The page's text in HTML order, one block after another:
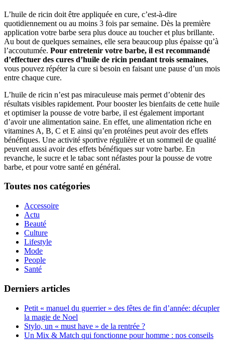
L’huile de ricin doit être appliquée en cure, c’est-à-dire
quotidiennement ou au moins 3 fois par semaine. Dès la première
application votre barbe sera plus douce au toucher et plus brillante.
Au bout de quelques semaines, elle sera beaucoup plus épaisse qu’à
l’accoutumée. Pour entretenir votre barbe, il est recommandé
d’effectuer des cures d’huile de ricin pendant trois semaines,
vous pouvez répéter la cure si besoin en faisant une pause d’un mois
entre chaque cure.
L’huile de ricin n’est pas miraculeuse mais permet d’obtenir des
résultats visibles rapidement. Pour booster les bienfaits de cette huile
et optimiser la pousse de votre barbe, il est également important
d’avoir une alimentation saine. En effet, une alimentation riche en
vitamines A, B, C et E ainsi qu’en protéines peut avoir des effets
bénéfiques. Une activité sportive régulière et un sommeil de qualité
peuvent aussi avoir des effets bénéfiques sur votre barbe. En
revanche, le sucre et le tabac sont néfastes pour la pousse de votre
barbe, et pour votre santé en général.
Toutes nos catégories
Accessoire
Actu
Beauté
Culture
Lifestyle
Mode
People
Santé
Derniers articles
Petit « manuel du guerrier » des fêtes de fin d’année: décupler
la magie de Noel
Stylo, un « must have » de la rentrée ?
Un Mix & Match qui fonctionne pour homme : nos conseils